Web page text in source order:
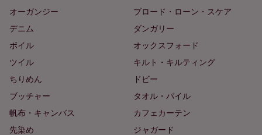
オーガンジー
ブロード・ローン・スケア
デニム
ダンガリー
ボイル
オックスフォード
ツイル
キルト・キルティング
ちりめん
ドビー
ブッチャー
タオル・パイル
帆布・キャンバス
カフェカーテン
先染め
ジャガード